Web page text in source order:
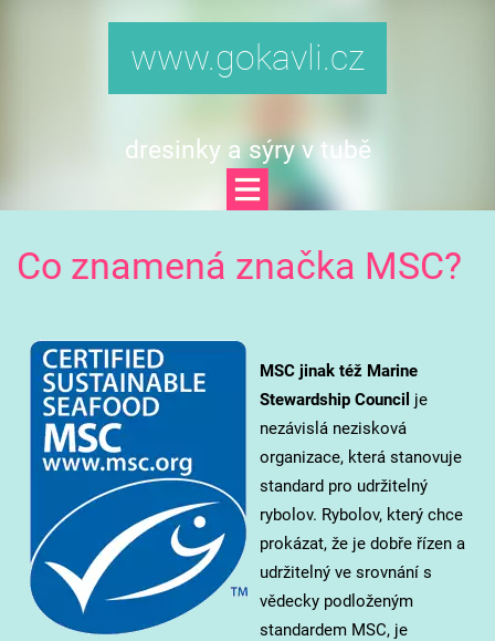
www.gokavli.cz
dresinky a sýry v tubě
Co znamená značka MSC?
MSC jinak též Marine
Stewardship Council je
nezávislá nezisková
organizace, která stanovuje
standard pro udržitelný
rybolov. Rybolov, který chce
prokázat, že je dobře řízen a
udržitelný ve srovnání s
vědecky podloženým
standardem MSC, je